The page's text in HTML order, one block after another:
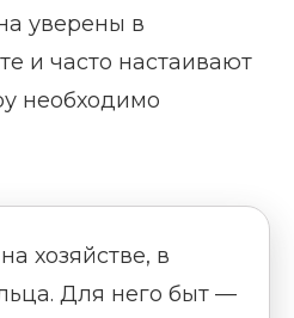
уверены в
и часто настаивают
необходимо
хозяйстве, в
Для него быт —